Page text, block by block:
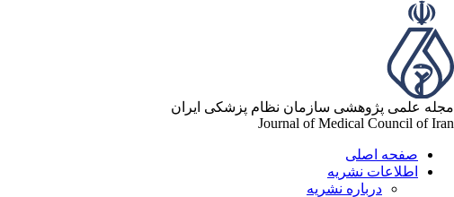
مجله علمی پژوهشی سازمان نظام پزشکی ایران
Journal of Medical Council of Iran
صفحه اصلی
اطلاعات نشریه
درباره نشریه